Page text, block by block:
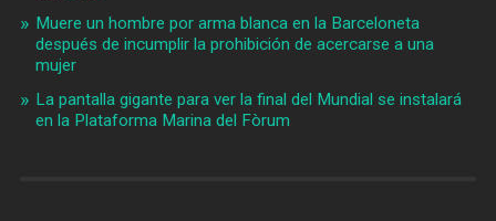
Muere un hombre por arma blanca en la Barceloneta
después de incumplir la prohibición de acercarse a una
mujer
La pantalla gigante para ver la final del Mundial se instalará
en la Plataforma Marina del Fòrum